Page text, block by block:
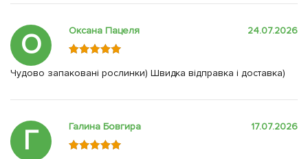
О Оксана Пацеля 24.07.2026
Чудово запаковані рослинки) Швидка відправка і доставка)
Г Галина Бовгира 17.07.2026